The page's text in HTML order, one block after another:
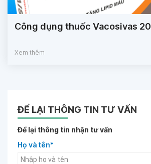
Công dụng thuốc Vacosivas 20
Xem thêm
ĐỂ LẠI THÔNG TIN TƯ VẤN
Để lại thông tin nhận tư vấn
Họ và tên*